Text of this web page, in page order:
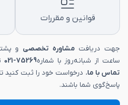
قوانین و مقررات
جهت دریافت مشاوره تخصصی و
ساعت از شبانه‌روز با شماره75269-021
تماس با ما، درخواست خود را ثبت کنید
پاسخ‌گوی شما باشند.